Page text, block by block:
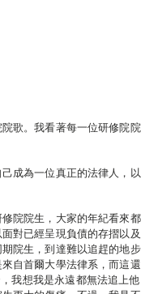
歌。我看著每一位研修院
成為一位真正的法律人，
院院生，大家的年紀看來
對已經呈現負債的存摺以
院生，到達難以追趕的地
自首爾大學法律系，而這
我想我是永遠都無法追